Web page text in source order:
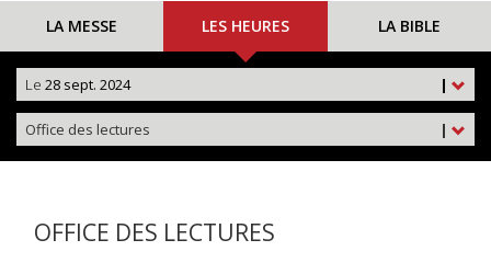
LA MESSE LES HEURES LA BIBLE
|
Le 28 sept. 2024
|
Office des lectures
OFFICE DES LECTURES